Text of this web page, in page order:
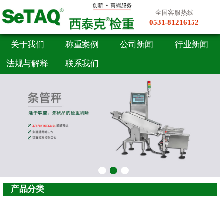
全国客服热线
0531-81216152
关于我们 称重案例 公司新闻 行业新闻
法规与解释 联系我们
产品分类